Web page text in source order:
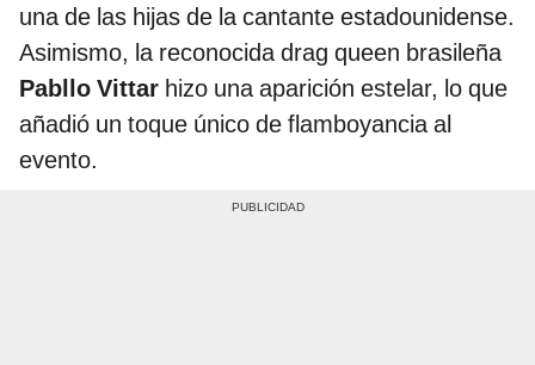
una de las hijas de la cantante estadounidense.
Asimismo, la reconocida drag queen brasileña
Pabllo Vittar hizo una aparición estelar, lo que
añadió un toque único de flamboyancia al
evento.